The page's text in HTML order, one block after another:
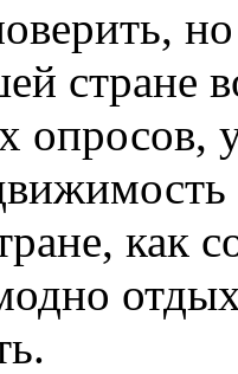
стране
опросов,
как